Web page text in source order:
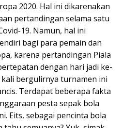
2020. Hal ini dikarenakan
pertandingan selama satu
19. Namun, hal ini
bagi para pemain dan
karena pertandingan Piala
dengan hari jadi ke-
bergulirnya turnamen ini
Terdapat beberapa fakta
pesta sepak bola
Eits, sebagai pencinta bola